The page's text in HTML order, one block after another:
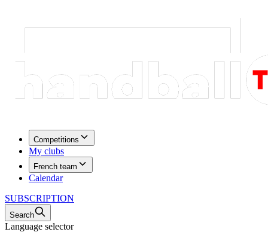
Competitions
My clubs
French team
Calendar
SUBSCRIPTION
Search
Language selector